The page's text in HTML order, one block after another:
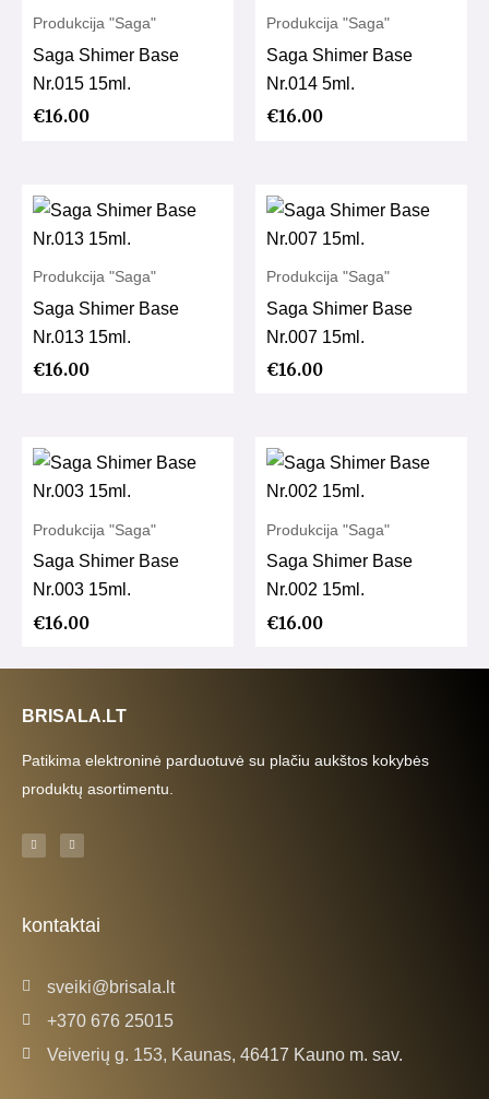
Produkcija "Saga"
Saga Shimer Base
Nr.015 15ml.
€16.00
Produkcija "Saga"
Saga Shimer Base
Nr.014 5ml.
€16.00
Produkcija "Saga"
Saga Shimer Base
Nr.013 15ml.
€16.00
Produkcija "Saga"
Saga Shimer Base
Nr.007 15ml.
€16.00
Produkcija "Saga"
Saga Shimer Base
Nr.003 15ml.
€16.00
Produkcija "Saga"
Saga Shimer Base
Nr.002 15ml.
€16.00
BRISALA.LT
Patikima elektroninė parduotuvė su plačiu aukštos kokybės
produktų asortimentu.
F
a
c
-
f
I
n
s
m
kontaktai
sveiki@brisala.lt
+370 676 25015
Veiverių g. 153, Kaunas, 46417 Kauno m. sav.